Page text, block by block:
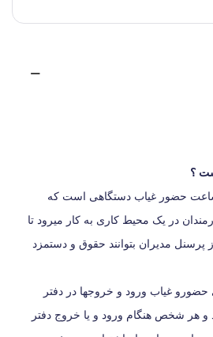
؟
حضور غیاب دستگاهی است که
در یک محیط کاری به کار میرود تا
پرسنل مدیران بتوانند حقوق و دستمزد
غیاب ورود و خروجها در دفتر
هر شخص هنگام ورود و یا خروج دفتر